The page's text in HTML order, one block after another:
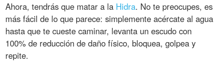
Ahora, tendrás que matar a la Hidra. No te preocupes, es
más fácil de lo que parece: simplemente acércate al agua
hasta que te cueste caminar, levanta un escudo con
100% de reducción de daño físico, bloquea, golpea y
repite.